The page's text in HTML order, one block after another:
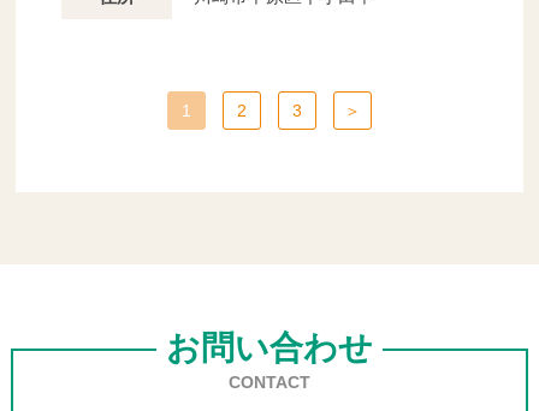
1 2 3 ＞
お問い合わせ
CONTACT